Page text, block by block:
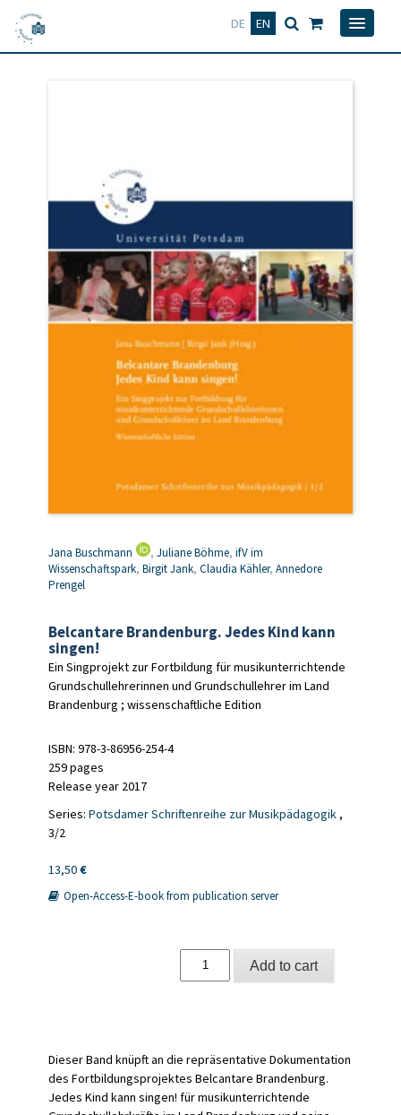
DE EN
Deutsch
Jana Buschmann , Juliane Böhme, ifV im
Wissenschaftspark, Birgit Jank, Claudia Kähler, Annedore
Prengel
Belcantare Brandenburg. Jedes Kind kann
singen!
Ein Singprojekt zur Fortbildung für musikunterrichtende
Grundschullehrerinnen und Grundschullehrer im Land
Brandenburg ; wissenschaftliche Edition
ISBN: 978-3-86956-254-4
259 pages
Release year 2017
Series: Potsdamer Schriftenreihe zur Musikpädagogik ,
3/2
13,50€
Open-Access-E-book from publication server
Brandenburg.
quantity
Add to cart
Dieser Band knüpft an die repräsentative Dokumentation
des Fortbildungsprojektes Belcantare Brandenburg.
Jedes Kind kann singen! für musikunterrichtende